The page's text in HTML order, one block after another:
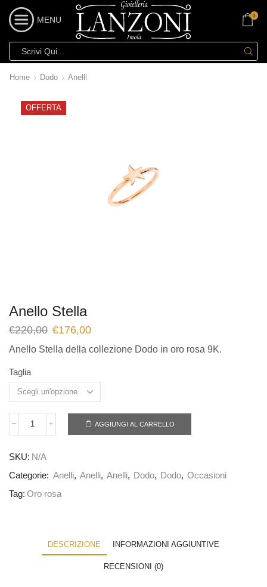
MENU 0
Home Dodo Anelli
OFFERTA
Anello Stella
€220,00 €176,00
Anello Stella della collezione Dodo in oro rosa 9K.
Taglia
AGGIUNGI AL CARRELLO
SKU: N/A
Categorie: Anelli, Anelli, Anelli, Dodo, Dodo, Occasioni
Tag: Oro rosa
DESCRIZIONE INFORMAZIONI AGGIUNTIVE
RECENSIONI (0)